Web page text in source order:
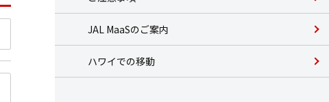
JAL MaaSのご案内
ハワイでの移動